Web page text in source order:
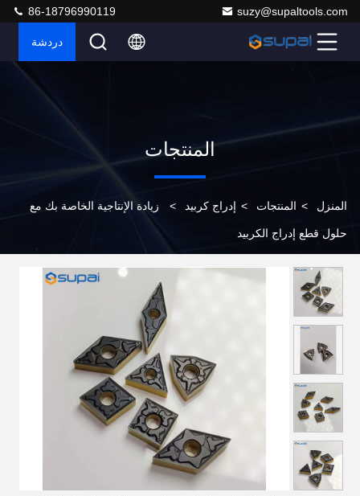
suzy@supaltools.com
86-18796990119
دردشة
المنتجات
المنزل > المنتجات > إدراج كربيد > زيادة الإنتاجية الخاصة بك مع
حلول قطع إدراج الكربيد